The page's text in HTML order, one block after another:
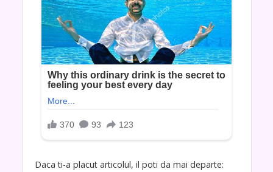
Daca ti-a placut articolul, il poti da mai departe: